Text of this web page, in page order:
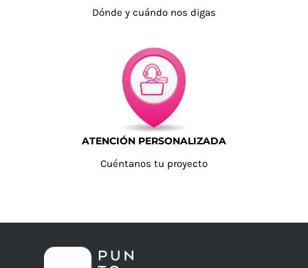
Dónde y cuándo nos digas
ATENCIÓN PERSONALIZADA
Cuéntanos tu proyecto